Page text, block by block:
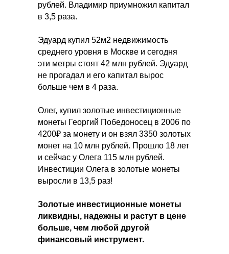
рублей. Владимир приумножил капитал
в 3,5 раза.
Эдуард купил 52м2 недвижимость
среднего уровня в Москве и сегодня
эти метры стоят 42 млн рублей. Эдуард
не прогадал и его капитал вырос
больше чем в 4 раза.
Олег, купил золотые инвестиционные
монеты Георгий Победоносец в 2006 по
4200₽ за монету и он взял 3350 золотых
монет на 10 млн рублей. Прошло 18 лет
и сейчас у Олега 115 млн рублей.
Инвестиции Олега в золотые монеты
выросли в 13,5 раз!
Золотые инвестиционные монеты
ликвидны, надежны и растут в цене
больше, чем любой другой
финансовый инструмент.